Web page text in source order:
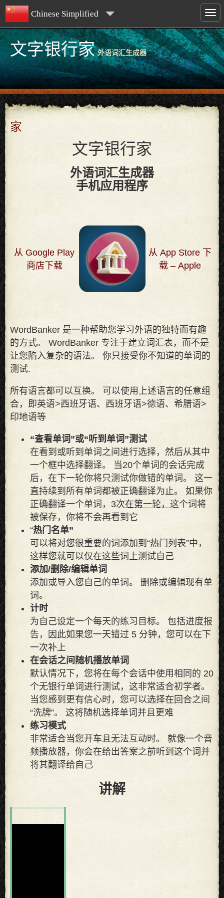
Chinese Simplified
文字银行家 外语词汇生成器
家
文字银行家
外语词汇生成器
手机应用程序
从 Google Play
商店下载
从 App Store 下
载 – Apple
WordBanker 是一种帮助您学习外语的独特而有趣
的方式。 WordBanker 专注于建立词汇表，而不是
让您陷入复杂的语法。 你只接受你不知道的单词的
测试.
所有语言都可以互换。 可以使用上述语言的任意组
合，即英语>西班牙语、西班牙语>德语、希腊语>
印地语等
“查看单词”或“听到单词”测试
在看到或听到单词之间进行选择，然后从其中
一个框中选择翻译。 当20个单词的会话完成
后，在下一轮你将只测试你做错的单词。 这一
直持续到所有单词都被正确翻译为止。 如果你
正确翻译一个单词，3次在第一轮， 这个词将
被保存，你将不会再看到它
“热门名单”
可以将对您很重要的词添加到“热门列表”中，
这样​​您就可以仅在这些词上测试自己
添加/删除/编辑单词
添加或导入您自己的单词。 删除或编辑现有单
词。
计时
为自己设定一个每天的练习目标。 包括进度报
告，因此如果您一天错过 5 分钟，您可以在下
一次补上
在会话之间随机播放单词
默认情况下，您将在每个会话中使用相同的 20
个无银行单词进行测试，这非常适合初学者。
当您感到更有信心时，您可以选择在回合之间
“洗牌”。 这将随机选择单词并且更难
练习模式
非常适合当您开车且无法互动时。 就像一个音
频播放器，你会在给出答案之前听到这个词并
将其翻译给自己
讲解